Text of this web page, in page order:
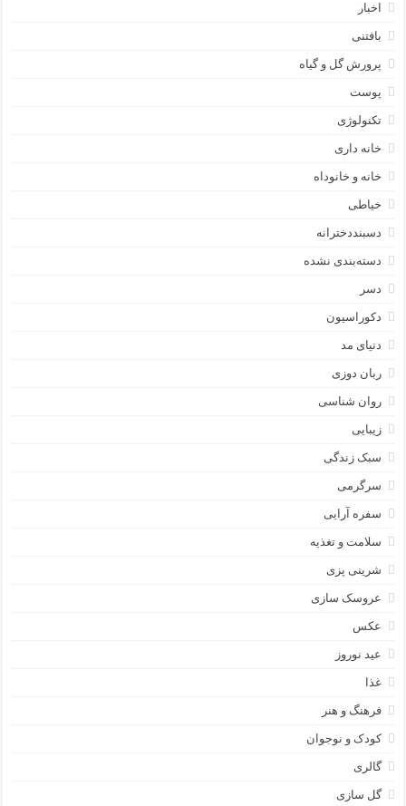
اخبار
بافتنی
پرورش گل و گیاه
پوست
تکنولوژی
خانه داری
خانه و خانوداه
خیاطی
دسبنددخترانه
دسته‌بندی نشده
دسر
دکوراسیون
دنیای مد
ربان دوزی
روان شناسی
زیبایی
سبک زندگی
سرگرمی
سفره آرایی
سلامت و تغذیه
شرینی پزی
عروسک سازی
عکس
عید نوروز
غذا
فرهنگ و هنر
کودک و نوجوان
گالری
گل سازی